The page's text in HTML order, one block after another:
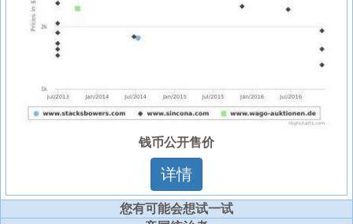
钱币公开售价
详情
您有可能会想试一试